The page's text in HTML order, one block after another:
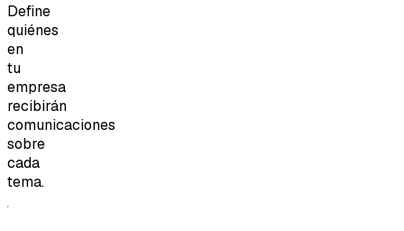
Define
quiénes
en
tu
empresa
recibirán
comunicaciones
sobre
cada
tema.